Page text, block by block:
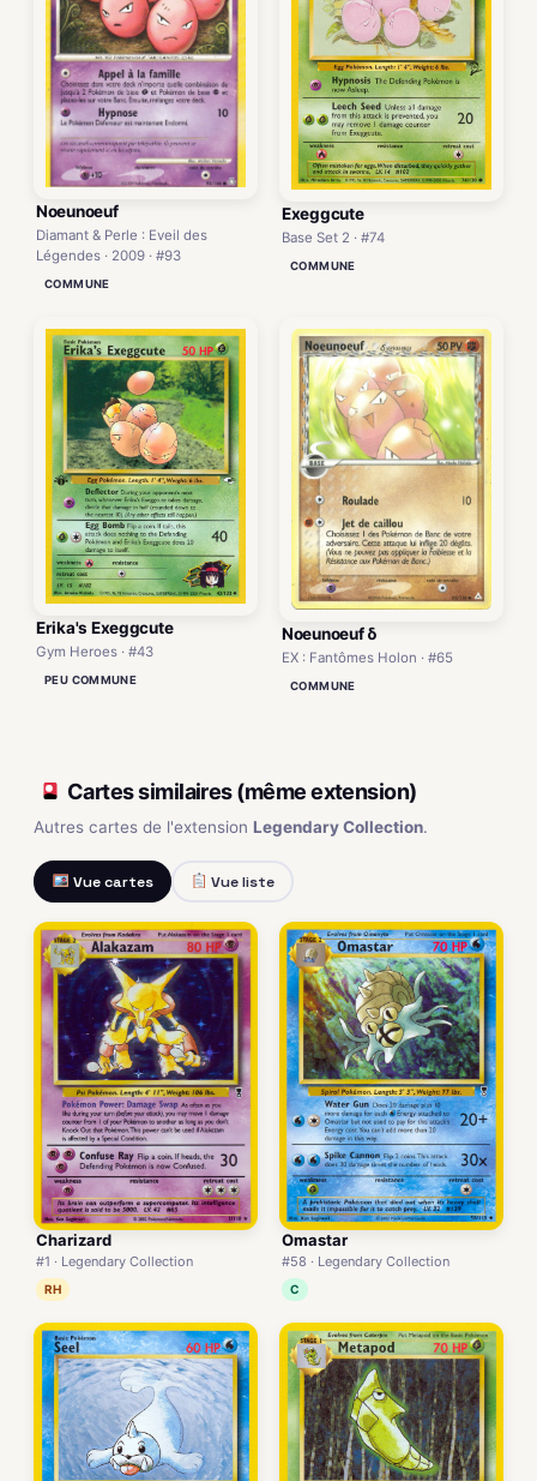
Noeunoeuf
Diamant & Perle : Eveil des
Légendes · 2009 · #93
COMMUNE
Exeggcute
Base Set 2 · #74
COMMUNE
Erika's Exeggcute
Gym Heroes · #43
PEU COMMUNE
Noeunoeuf δ
EX : Fantômes Holon · #65
COMMUNE
Cartes similaires (même extension)
Autres cartes de l'extension Legendary Collection.
Vue cartes Vue liste
Charizard
#1 · Legendary Collection
RH
Omastar
#58 · Legendary Collection
C